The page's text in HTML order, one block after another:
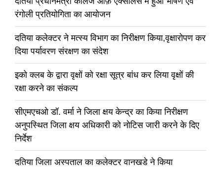
रंगोली प्रतियोगिता का आयोजन
दतिया कलेक्टर ने मत्स्य विभाग का निरीक्षण किया,वृक्षारोपण कर
दिया पर्यावरण संरक्षण का संदेश
इको क्लब के द्वारा वृक्षों को रक्षा सूत्र बांध कर लिया वृक्षों की
रक्षा करने का संकल्प
सीएमएचओ डॉ. वर्मा ने जिला क्षय केन्द्र का किया निरीक्षण
अनुपस्थित जिला क्षय अधिकारी को नोटिस जारी करने के दिए
निर्देश
दतिया जिला अस्पताल का कलेक्टर वानखडे ने किया